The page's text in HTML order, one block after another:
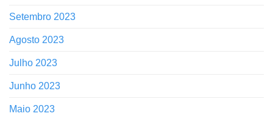
Setembro 2023
Agosto 2023
Julho 2023
Junho 2023
Maio 2023